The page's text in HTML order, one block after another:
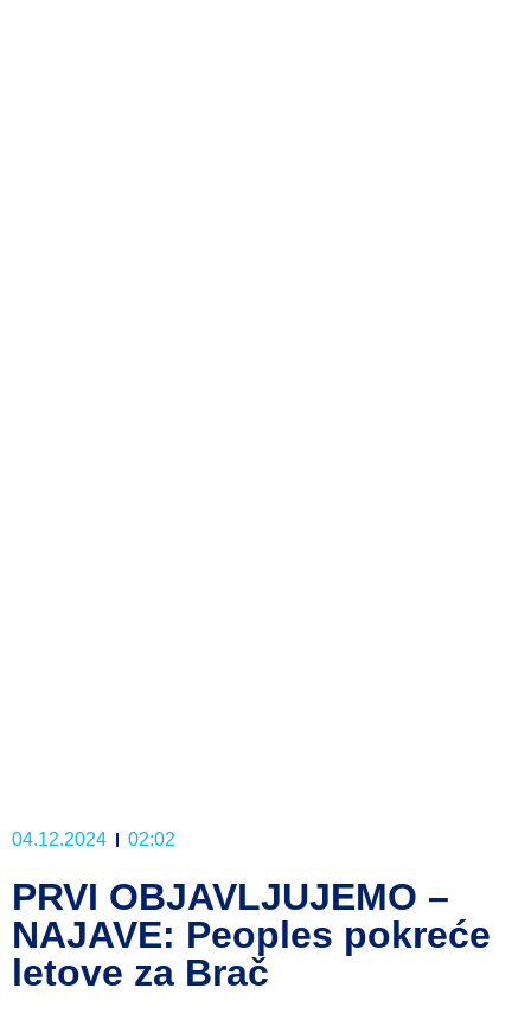
04.12.2024 02:02
PRVI OBJAVLJUJEMO –
NAJAVE: Peoples pokreće
letove za Brač